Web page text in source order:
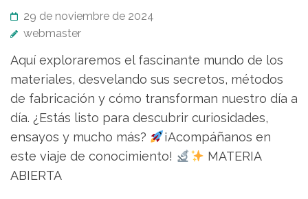
29 de noviembre de 2024
webmaster
Aquí exploraremos el fascinante mundo de los
materiales, desvelando sus secretos, métodos
de fabricación y cómo transforman nuestro día a
día. ¿Estás listo para descubrir curiosidades,
ensayos y mucho más?
¡Acompáñanos en
este viaje de conocimiento!
MATERIA
ABIERTA